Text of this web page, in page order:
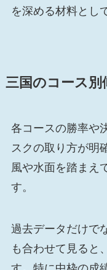
を深める材料とし
三国のコース
各コースの勝率や
スクの取り方が明
風や水面を踏まえ
す。
過去データだけで
も合わせて見ると